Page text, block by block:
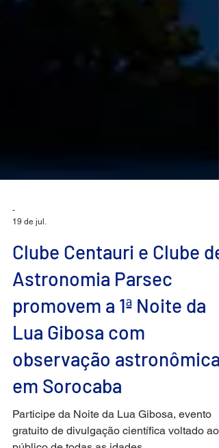
19 de jul.
Clube Centauri e Clube de
Astronomia Parsec
promovem a 1ª Noite da
Lua Gibosa com
observação astronômica
em Sorocaba
Participe da Noite da Lua Gibosa, evento